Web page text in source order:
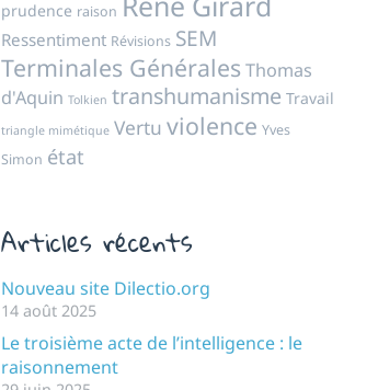
prudence raison
Ressentiment Révisions SEM
Terminales Générales Thomas
d'Aquin Tolkien transhumanisme Travail
triangle mimétique Vertu violence Yves
Simon état
Articles récents
Nouveau site Dilectio.org
14 août 2025
Le troisième acte de l’intelligence : le
raisonnement